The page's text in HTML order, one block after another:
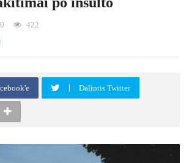
0
422
Dalintis Twitter